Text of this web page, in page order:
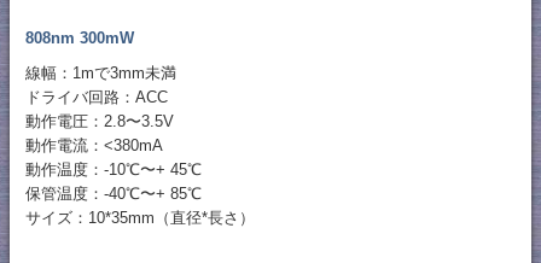
808nm 300mW
線幅：1mで3mm未満
ドライバ回路：ACC
動作電圧：2.8〜3.5V
動作電流：<380mA
動作温度：-10℃〜+ 45℃
保管温度：-40℃〜+ 85℃
サイズ：10*35mm（直径*長さ）